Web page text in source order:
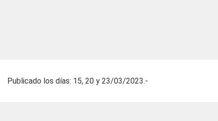
Publicado los días: 15, 20 y 23/03/2023.-